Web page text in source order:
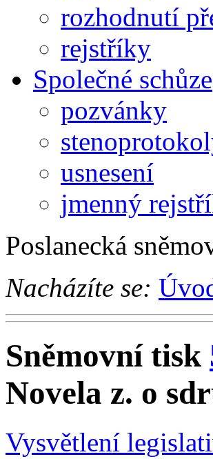
rozhodnutí
rejstříky
Společné schůze
pozvánky
usnesení
jmenný
Poslanecká
Nacházíte se:
Sněmovní tisk
Novela z. o
Vysvětlení